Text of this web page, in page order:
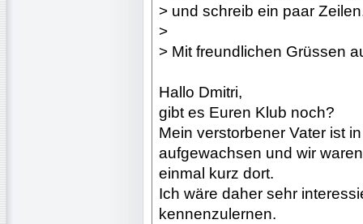
> und schreib ein paar
>
> Mit freundlichen Grüssen
Hallo Dmitri,
gibt es Euren Klub noch?
Mein verstorbener Vater ist
aufgewachsen und wir
einmal kurz dort.
Ich wäre daher sehr
kennenzulernen.